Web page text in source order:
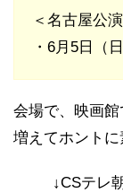
＜名古屋公
・6月5日（
会場で、映画
増えてホントに
↓CSテレ